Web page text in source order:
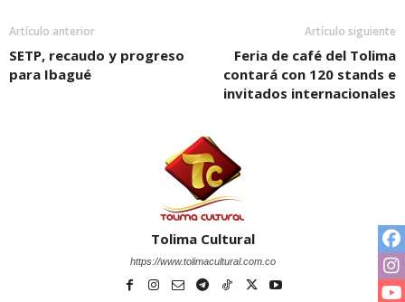
Artículo anterior
SETP, recaudo y progreso
para Ibagué
Artículo siguiente
Feria de café del Tolima
contará con 120 stands e
invitados internacionales
Tolima Cultural
https://www.tolimacultural.com.co